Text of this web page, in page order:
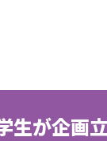
生が企画